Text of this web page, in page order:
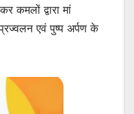
कमलों द्वारा मां
एवं पुष्प अर्पण के